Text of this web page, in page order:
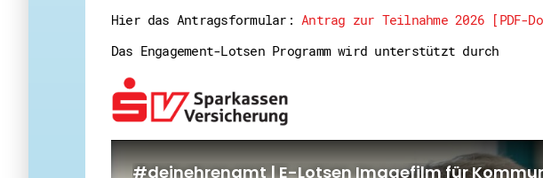
Hier das Antragsformular:Antrag zur Teilnahme 2026 [PDF-
Das Engagement-Lotsen Programm wird unterstützt durch